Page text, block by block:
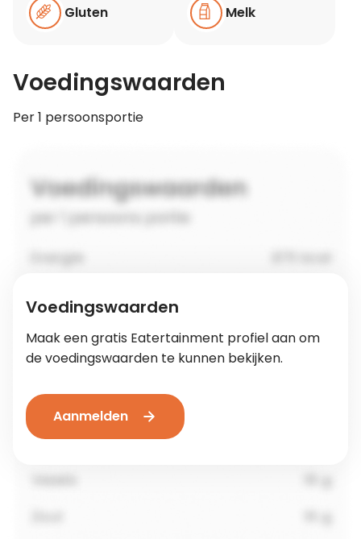
Gluten Melk
Voedingswaarden
Per 1 persoonsportie
Voedingswaarden
Maak een gratis Eatertainment profiel aan om
de voedingswaarden te kunnen bekijken.
Aanmelden